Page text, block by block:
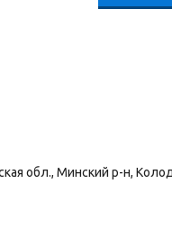
обл., Минский р-н,